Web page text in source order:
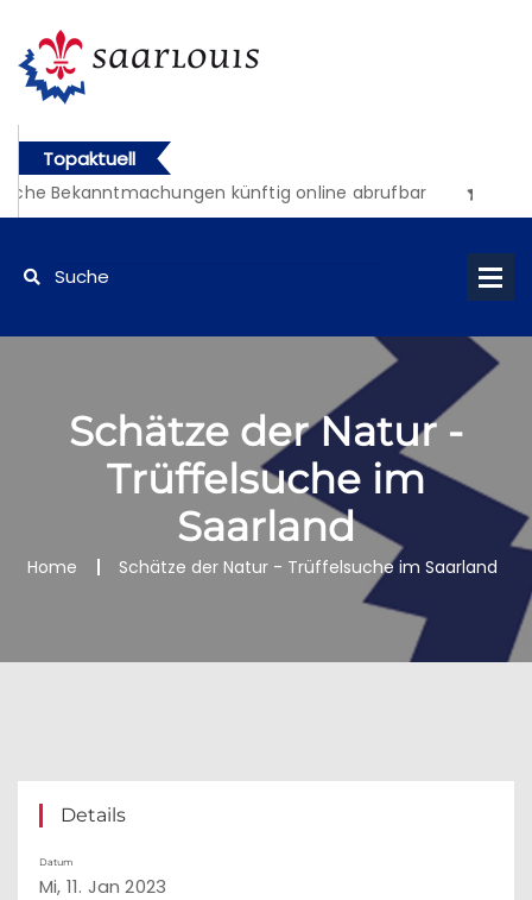
Topaktuell
Bekanntmachungen künftig online abrufbar
Schätze der Natur -
Trüffelsuche im
Saarland
Home Schätze der Natur - Trüffelsuche im Saarland
Details
Datum
Mi, 11. Jan 2023